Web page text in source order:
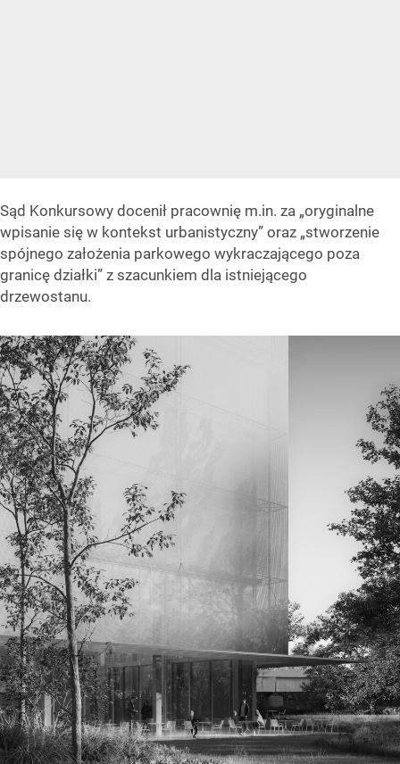
Sąd Konkursowy docenił pracownię m.in. za „oryginalne
wpisanie się w kontekst urbanistyczny” oraz „stworzenie
spójnego założenia parkowego wykraczającego poza
granicę działki” z szacunkiem dla istniejącego
drzewostanu.